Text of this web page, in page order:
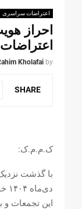
اعتراضات سراسری
احراز
by
Kholafai
SHARE
ک.م.م.ک:
با گذشت
این تجمعات و